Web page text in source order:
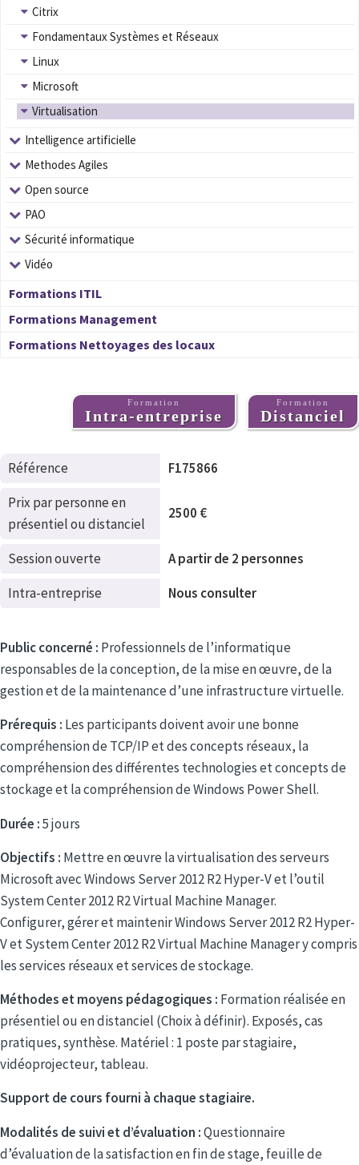
Citrix
Fondamentaux Systèmes et Réseaux
Linux
Microsoft
Virtualisation
Intelligence artificielle
Methodes Agiles
Open source
PAO
Sécurité informatique
Vidéo
Formations ITIL
Formations Management
Formations Nettoyages des locaux
Formation
Intra-entreprise
Formation
Distanciel
Référence
F175866
Prix par personne en
présentiel ou distanciel
2500 €
Session ouverte
A partir de 2 personnes
Intra-entreprise
Nous consulter
Public concerné : Professionnels de l’informatique
responsables de la conception, de la mise en œuvre, de la
gestion et de la maintenance d’une infrastructure virtuelle.
Prérequis : Les participants doivent avoir une bonne
compréhension de TCP/IP et des concepts réseaux, la
compréhension des différentes technologies et concepts de
stockage et la compréhension de Windows Power Shell.
Durée :5 jours
Objectifs : Mettre en œuvre la virtualisation des serveurs
Microsoft avec Windows Server 2012 R2 Hyper-V et l’outil
System Center 2012 R2 Virtual Machine Manager.
Configurer, gérer et maintenir Windows Server 2012 R2 Hyper-
V et System Center 2012 R2 Virtual Machine Manager y compris
les services réseaux et services de stockage.
Méthodes et moyens pédagogiques : Formation réalisée en
présentiel ou en distanciel (Choix à définir). Exposés, cas
pratiques, synthèse. Matériel : 1 poste par stagiaire,
vidéoprojecteur, tableau.
Support de cours fourni à chaque stagiaire.
Modalités de suivi et d’évaluation :Questionnaire
d’évaluation de la satisfaction en fin de stage, feuille de